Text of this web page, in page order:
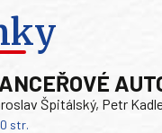
Špitálský, Petr
str.